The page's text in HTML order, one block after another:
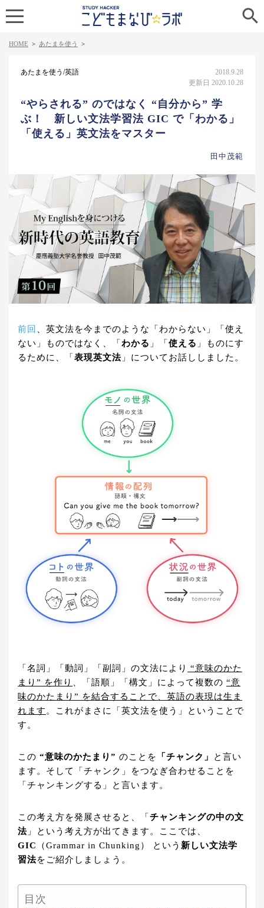

HOME > あたまを使う >
あたまを使う/英語
2018.9.28
更新日 2020.10.28
“やらされる” のではなく “自分から” 学
ぶ！ 新しい文法学習法 GIC で「わかる」
「使える」英文法をマスター
田中茂範
前回 、英文法を今までのような「わからない」「使え
ない」ものではなく、「 わかる 」「 使える 」ものにす
るために、「 表現英文法 」についてお話ししました。
「名詞」「動詞」「副詞」の文法により “意味のかた
まり” を作り
、「語順」「構文」によって複数の “意
味のかたまり” を結合することで、英語の表現は生ま
れます 。これがまさに「英文法を使う」ということで
す。
この “意味のかたまり” のことを 「チャンク」
と言い
ます。そして「チャンク」をつなぎ合わせることを
「チャンキングする」と言います。
この考え方を発展させると、「 チャンキングの中の文
法 」という考え方が出てきます。ここでは、
GIC
（Grammar in Chunking） という 新しい文法学
習法をご紹介しましょう。
目次